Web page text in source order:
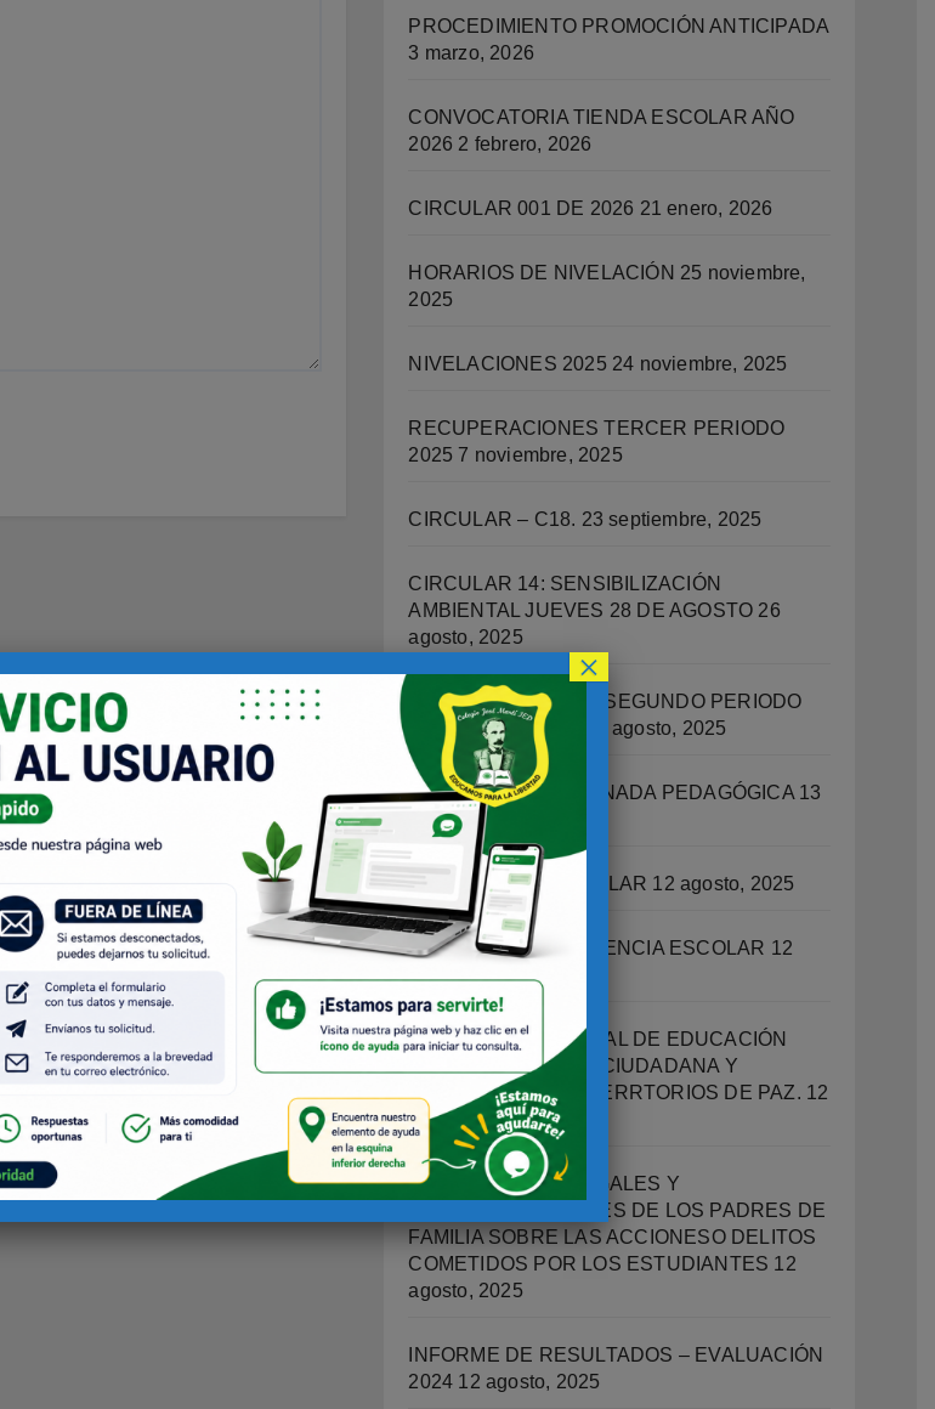
PROCEDIMIENTO PROMOCIÓN ANTICIPADA
3 marzo, 2026
CONVOCATORIA TIENDA ESCOLAR AÑO
2026 2 febrero, 2026
CIRCULAR 001 DE 2026 21 enero, 2026
HORARIOS DE NIVELACIÓN 25 noviembre,
2025
NIVELACIONES 2025 24 noviembre, 2025
RECUPERACIONES TERCER PERIODO
2025 7 noviembre, 2025
CIRCULAR – C18. 23 septiembre, 2025
CIRCULAR 14: SENSIBILIZACIÓN
AMBIENTAL JUEVES 28 DE AGOSTO 26
agosto, 2025
RECUPERACIONES SEGUNDO PERIODO
ACADEMICO 2025
14 agosto, 2025
CIRCULAR 13 – JORNADA PEDAGÓGICA 13
agosto, 2025
ORIENTACIÓN ESCOLAR 12 agosto, 2025
OFICINA DE CONVIVENCIA ESCOLAR 12
agosto, 2025
PROGRAMA INTEGRAL DE EDUCACIÓN
SOCIOEMOCIONAL, CIUDADANA Y
ESCUELAS COMO TERRTORIOS DE PAZ. 12
agosto, 2025
IMPLICACIONES LEGALES Y
RESPONSABILIDADES DE LOS PADRES DE
FAMILIA SOBRE LAS ACCIONESO DELITOS
COMETIDOS POR LOS ESTUDIANTES 12
agosto, 2025
INFORME DE RESULTADOS – EVALUACIÓN
2024 12 agosto, 2025
×